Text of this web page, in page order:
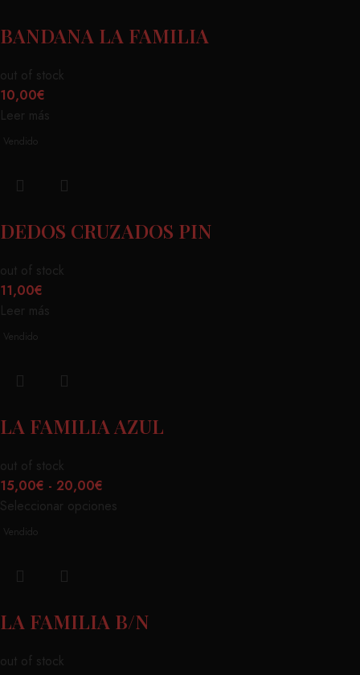
BANDANA LA FAMILIA
out of stock
10,00€
Leer más
Vendido
DEDOS CRUZADOS PIN
out of stock
11,00€
Leer más
Vendido
LA FAMILIA AZUL
out of stock
15,00€ - 20,00€
Seleccionar opciones
Vendido
LA FAMILIA B/N
out of stock